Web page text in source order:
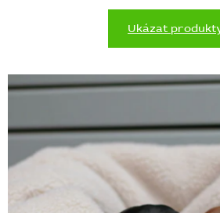
Ukázat